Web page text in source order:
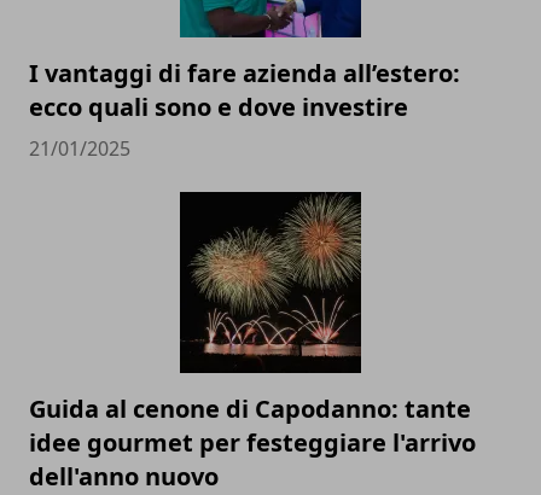
I vantaggi di fare azienda all’estero:
ecco quali sono e dove investire
21/01/2025
Guida al cenone di Capodanno: tante
idee gourmet per festeggiare l'arrivo
dell'anno nuovo